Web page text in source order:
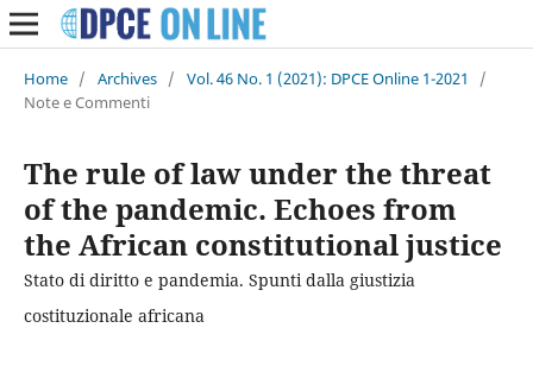
Home / Archives / Vol. 46 No. 1 (2021): DPCE Online 1-2021
/
Note e Commenti
The rule of law under the threat
of the pandemic. Echoes from
the African constitutional justice
Stato di diritto e pandemia. Spunti dalla giustizia
costituzionale africana